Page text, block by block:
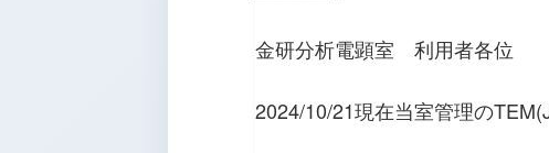
金研分析電顕室 利用者各位
2024/10/21現在当室管理の